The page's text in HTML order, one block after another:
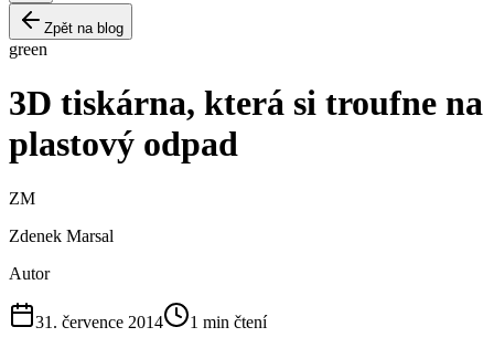
Zpět na blog
green
3D tiskárna, která si troufne na
plastový odpad
ZM
Zdenek Marsal
Autor
31. července 2014 1 min čtení